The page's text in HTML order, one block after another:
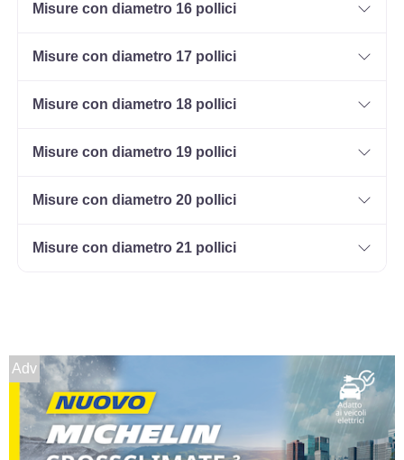
185/60 R14 82H M+S
Disponibile
Disponibile
195/60 R14 86H M+S
Misure con diametro 16 pollici
Misure con diametro 17 pollici
Misure con diametro 18 pollici
Misure con diametro 19 pollici
Misure con diametro 20 pollici
Misure con diametro 21 pollici
Adv